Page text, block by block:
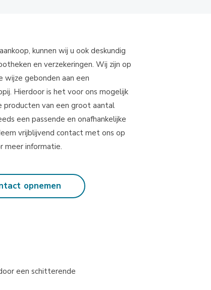
kunnen wij u ook deskundig
en verzekeringen. Wij zijn op
wijze gebonden aan een
Hierdoor is het voor ons mogelijk
producten van een groot aantal
een passende en onafhankelijke
vrijblijvend contact met ons op
meer informatie.
opnemen
een schitterende